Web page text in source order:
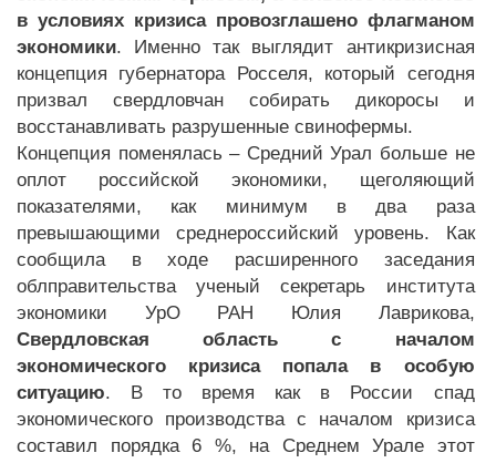
в условиях кризиса провозглашено флагманом
экономики. Именно так выглядит антикризисная
концепция губернатора Росселя, который сегодня
призвал свердловчан собирать дикоросы и
восстанавливать разрушенные свинофермы.
Концепция поменялась – Средний Урал больше не
оплот российской экономики, щеголяющий
показателями, как минимум в два раза
превышающими среднероссийский уровень. Как
сообщила в ходе расширенного заседания
облправительства ученый секретарь института
экономики УрО РАН Юлия Лаврикова,
Свердловская область с началом
экономического кризиса попала в особую
ситуацию. В то время как в России спад
экономического производства с началом кризиса
составил порядка 6 %, на Среднем Урале этот